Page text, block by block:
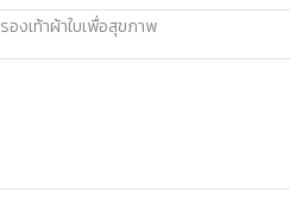
รองเท้าผ้าใบเพื่อสุขภาพ